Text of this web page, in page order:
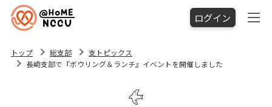
ログイン
トップ 総支部
支トピックス
長崎支部で『ボウリング＆ランチ』イベントを開催しました